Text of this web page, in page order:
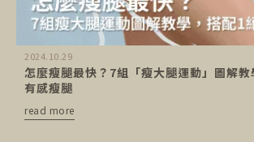
2024.10.29
怎麼瘦腿最快？7組「瘦大腿運動」圖解
有感瘦腿
read more